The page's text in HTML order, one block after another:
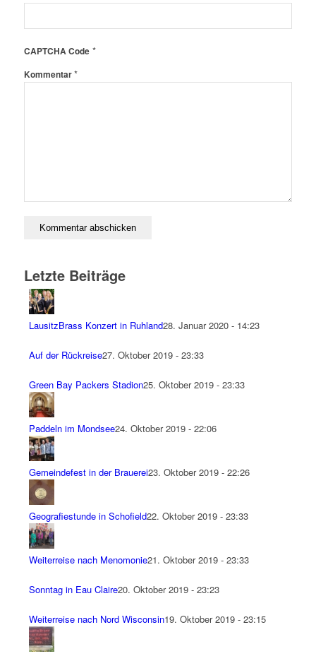
CAPTCHA Code*
Kommentar*
Letzte Beiträge
LausitzBrass Konzert in Ruhland28. Januar 2020 - 14:23
Auf der Rückreise27. Oktober 2019 - 23:33
Green Bay Packers Stadion25. Oktober 2019 - 23:33
Paddeln im Mondsee24. Oktober 2019 - 22:06
Gemeindefest in der Brauerei23. Oktober 2019 - 22:26
Geografiestunde in Schofield22. Oktober 2019 - 23:33
Weiterreise nach Menomonie21. Oktober 2019 - 23:33
Sonntag in Eau Claire20. Oktober 2019 - 23:23
Weiterreise nach Nord Wisconsin19. Oktober 2019 - 23:15